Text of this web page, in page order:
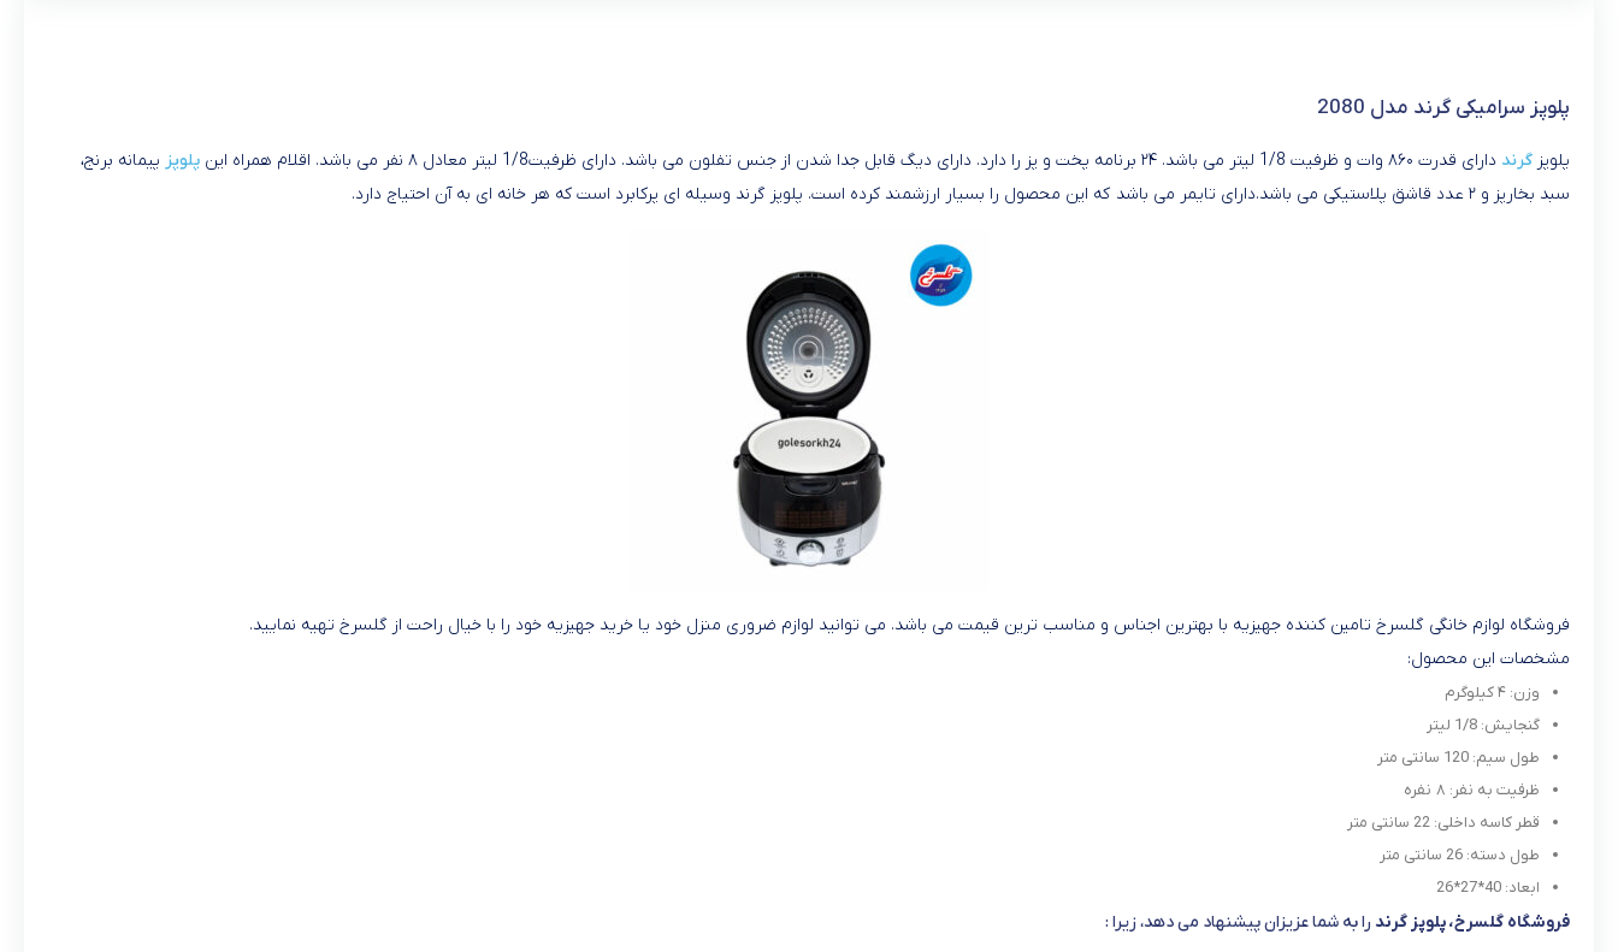
پلوپز سرامیکی گرند مدل 2080
پلوپز گرند دارای قدرت ۸۶۰ وات و ظرفیت 1/8 لیتر می باشد. ۲۴ برنامه پخت و پز را دارد. دارای دیگ قابل جدا شدن از جنس تفلون می باشد. دارای ظرفیت1/8 لیتر معادل ۸ نفر می باشد. اقلام همراه این پلوپز پیمانه برنج،
سبد بخارپز و ۲ عدد قاشق پلاستیکی می باشد.دارای تایمر می باشد که این محصول را بسیار ارزشمند کرده است. پلوپز گرند وسیله ای پرکابرد است که هر خانه ای به آن احتیاج دارد.
فروشگاه لوازم خانگی گلسرخ تامین کننده جهیزیه با بهترین اجناس و مناسب ترین قیمت می باشد. می توانید لوازم ضروری منزل خود یا خرید جهیزیه خود را با خیال راحت از گلسرخ تهیه نمایید.
مشخصات این محصول:
وزن: ۴ کیلوگرم
گنجایش: 1/8 لیتر
طول سیم: 120 سانتی متر
ظرفیت به نفر: ۸ نفره
قطر کاسه داخلی: 22 سانتی متر
طول دسته: 26 سانتی متر
ابعاد: 40*27*26
فروشگاه گلسرخ، پلوپز گرند را به شما عزیزان پیشنهاد می دهد، زیرا :